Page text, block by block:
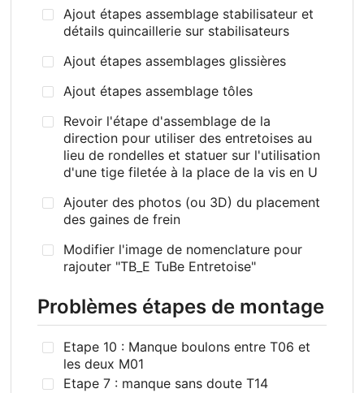
Ajout étapes assemblage stabilisateur et
détails quincaillerie sur stabilisateurs
Ajout étapes assemblages glissières
Ajout étapes assemblage tôles
Revoir l'étape d'assemblage de la
direction pour utiliser des entretoises au
lieu de rondelles et statuer sur l'utilisation
d'une tige filetée à la place de la vis en U
Ajouter des photos (ou 3D) du placement
des gaines de frein
Modifier l'image de nomenclature pour
rajouter "TB_E TuBe Entretoise"
Problèmes étapes de montage
Etape 10 : Manque boulons entre T06 et
les deux M01
Etape 7 : manque sans doute T14